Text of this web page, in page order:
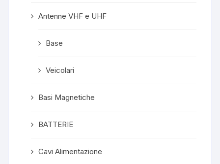
Antenne VHF e UHF
Base
Veicolari
Basi Magnetiche
BATTERIE
Cavi Alimentazione